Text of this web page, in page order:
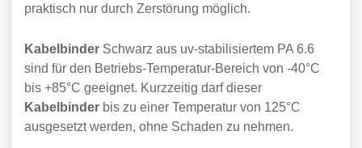
praktisch nur durch Zerstörung möglich.
Kabelbinder Schwarz aus uv-stabilisiertem PA 6.6
sind für den Betriebs-Temperatur-Bereich von -40°C
bis +85°C geeignet. Kurzzeitig darf dieser
Kabelbinder bis zu einer Temperatur von 125°C
ausgesetzt werden, ohne Schaden zu nehmen.